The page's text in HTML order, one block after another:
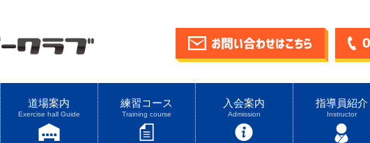
道場案内
Exercise hall Guide
練習コース
Training course
入会案内
Admission
指導員紹介
Instructor